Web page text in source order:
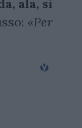
ala, si
«Per